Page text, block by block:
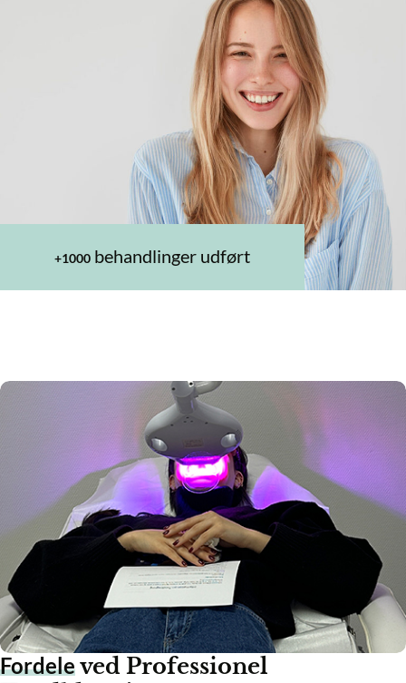
+1000 behandlinger udført
Fordeleved Professionel